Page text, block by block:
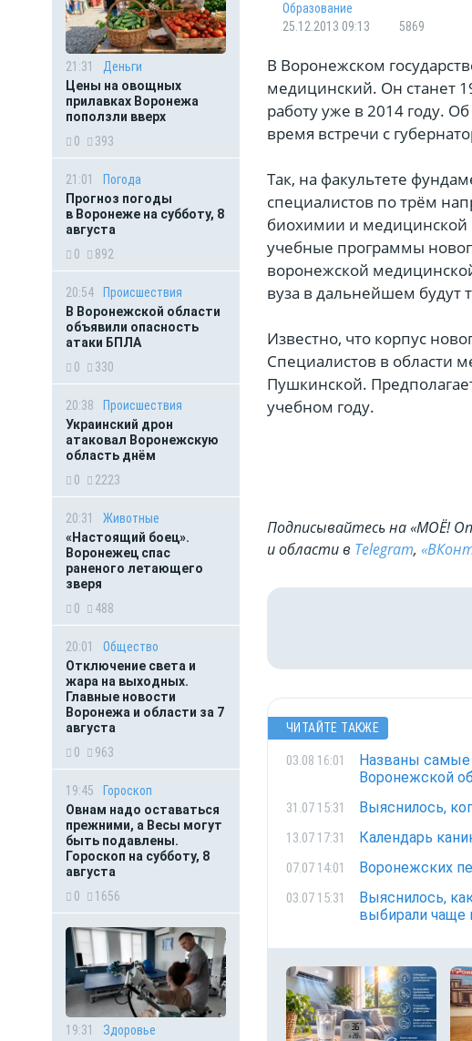
21:31
Деньги
Цены на овощных
прилавках Воронежа
поползли вверх
0
393
21:01
Погода
Прогноз погоды
в Воронеже на субботу, 8
августа
0
892
20:54
Происшествия
В Воронежской области
объявили опасность
атаки БПЛА
0
330
20:38
Происшествия
Украинский дрон
атаковал Воронежскую
область днём
0
2223
20:31
Животные
«Настоящий боец».
Воронежец спас
раненого летающего
зверя
0
488
20:01
Общество
Отключение света и
жара на выходных.
Главные новости
Воронежа и области за 7
августа
0
963
19:45
Гороскоп
Овнам надо оставаться
прежними, а Весы могут
быть подавлены.
Гороскоп на субботу, 8
августа
0
1656
19:31
Здоровье
Oбразование
25.12.2013 09:13
5869
В Воронежском
медицинский. Он станет
работу уже в 2014 году.
время встречи с
Так, на факультете
специалистов по трём
биохимии и медицинской
учебные программы
воронежской
вуза в дальнейшем будут
Известно, что корпус
Специалистов в области
Пушкинской.
учебном году.
Подписывайтесь на «МОЁ!
и области в Telegram,
ЧИТАЙТЕ ТАКЖЕ
03.08 16:01
Названы самые
Воронежской
31.07 15:31 Выяснилось,
13.07 17:31 Календарь
07.07 14:01 Воронежских
03.07 15:31
Выяснилось,
выбирали чаще